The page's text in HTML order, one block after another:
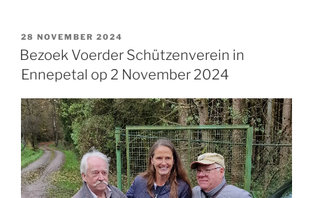
GEPLAATST
OP
28 NOVEMBER 2024
Bezoek Voerder Schützenverein in
Ennepetal op 2 November 2024